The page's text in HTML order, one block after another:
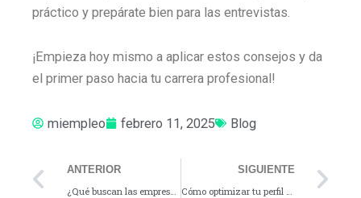
práctico y prepárate bien para las entrevistas.
¡Empieza hoy mismo a aplicar estos consejos y da
el primer paso hacia tu carrera profesional!
miempleo febrero 11, 2025 Blog
Prev
ANTERIOR
¿Qué buscan las empresas en los candidatos hoy? Las claves para atraer la atención de los reclutadores
SIGUIENTE